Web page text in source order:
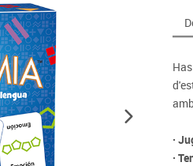
Mobiliari tecnològic
Monitors interactius
·
·